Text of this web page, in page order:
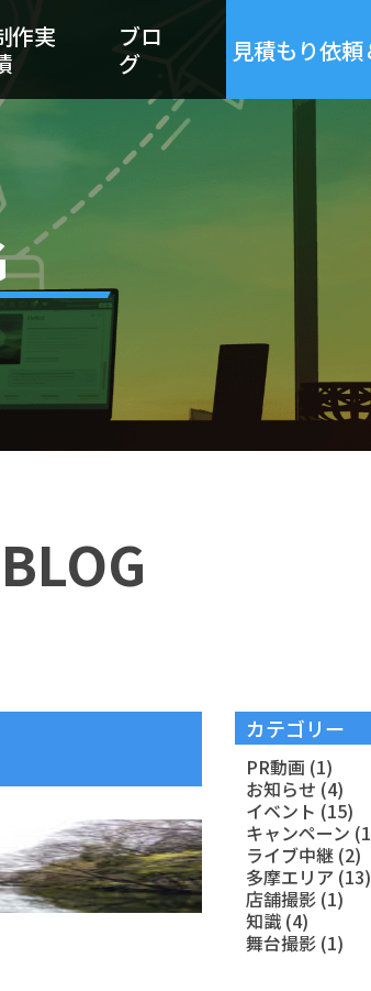
作実
ブロ
グ
見積もり依頼
カテゴリー
PR動画 (1)
お知らせ (4)
イベント (15)
キャンペーン
ライブ中継 (2)
多摩エリア (13)
店舗撮影 (1)
知識 (4)
舞台撮影 (1)